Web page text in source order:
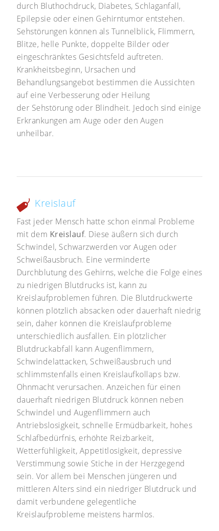
durch Bluthochdruck, Diabetes, Schlaganfall,
Epilepsie oder einen Gehirntumor entstehen.
Sehstörungen können als Tunnelblick, Flimmern,
Blitze, helle Punkte, doppelte Bilder oder
eingeschränktes Gesichtsfeld auftreten.
Krankheitsbeginn, Ursachen und
Behandlungsangebot bestimmen die Aussichten
auf eine Verbesserung oder Heilung
der Sehstörung oder Blindheit. Jedoch sind einige
Erkrankungen am Auge oder den Augen
unheilbar.
Kreislauf
Fast jeder Mensch hatte schon einmal Probleme
mit dem Kreislauf. Diese äußern sich durch
Schwindel, Schwarzwerden vor Augen oder
Schweißausbruch. Eine verminderte
Durchblutung des Gehirns, welche die Folge eines
zu niedrigen Blutdrucks ist, kann zu
Kreislaufproblemen führen. Die Blutdruckwerte
können plötzlich absacken oder dauerhaft niedrig
sein, daher können die Kreislaufprobleme
unterschiedlich ausfallen. Ein plötzlicher
Blutdruckabfall kann Augenflimmern,
Schwindelattacken, Schweißausbruch und
schlimmstenfalls einen Kreislaufkollaps bzw.
Ohnmacht verursachen. Anzeichen für einen
dauerhaft niedrigen Blutdruck können neben
Schwindel und Augenflimmern auch
Antriebslosigkeit, schnelle Ermüdbarkeit, hohes
Schlafbedürfnis, erhöhte Reizbarkeit,
Wetterfühligkeit, Appetitlosigkeit, depressive
Verstimmung sowie Stiche in der Herzgegend
sein. Vor allem bei Menschen jüngeren und
mittleren Alters sind ein niedriger Blutdruck und
damit verbundene gelegentliche
Kreislaufprobleme meistens harmlos.